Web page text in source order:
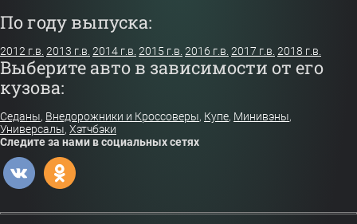
По году выпуска:
2012 г.в. 2013 г.в. 2014 г.в. 2015 г.в. 2016 г.в. 2017 г.в. 2018 г.в.
Выберите авто в зависимости от его
кузова:
Седаны, Внедорожники и Кроссоверы, Купе, Минивэны,
Универсалы, Хэтчбэки
Следите за нами в социальных сетях